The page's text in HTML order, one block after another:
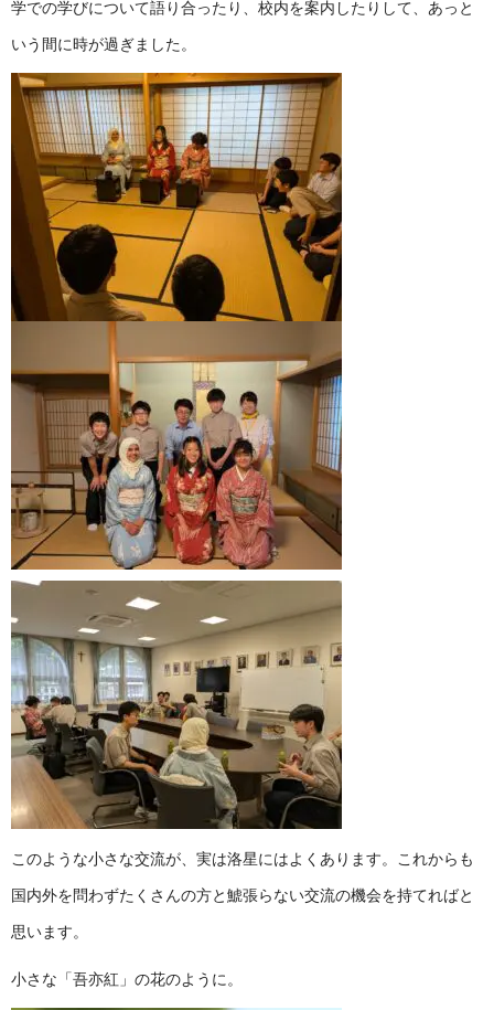
学での学びについて語り合ったり、校内を案内したりして、あっと
いう間に時が過ぎました。
このような小さな交流が、実は洛星にはよくあります。これからも
国内外を問わずたくさんの方と鯱張らない交流の機会を持てればと
思います。
小さな「吾亦紅」の花のように。